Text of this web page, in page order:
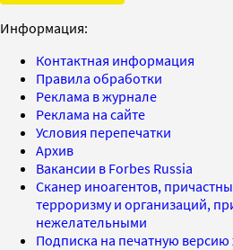
Информация:
Контактная информация
Правила обработки
Реклама в журнале
Реклама на сайте
Условия перепечатки
Архив
Вакансии в Forbes Russia
Сканер иноагентов,
терроризму и организаций,
нежелательными
Подписка на печатную